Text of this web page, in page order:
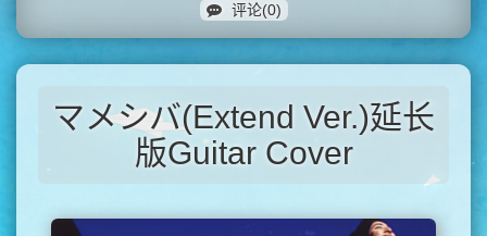
评论(0)
マメシバ(Extend Ver.)延长
版Guitar Cover